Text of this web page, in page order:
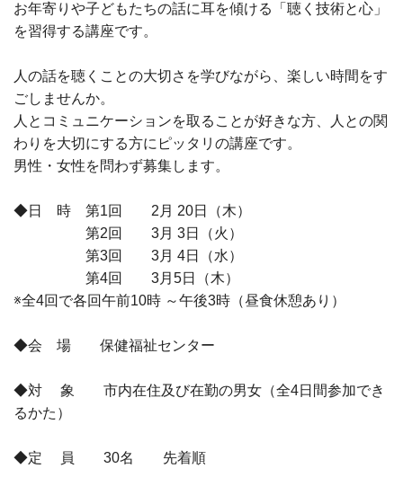
お年寄りや子どもたちの話に耳を傾ける「聴く技術と心」
を習得する講座です。
人の話を聴くことの大切さを学びながら、楽しい時間をす
ごしませんか。
人とコミュニケーションを取ることが好きな方、人との関
わりを大切にする方にピッタリの講座です。
男性・女性を問わず募集します。
◆日 時 第1回 2月 20日（木）
第2回 3月 3日（火）
第3回 3月 4日（水）
第4回 3月5日（木）
※全4回で各回午前10時 ～午後3時（昼食休憩あり）
◆会 場 保健福祉センター
◆対 象 市内在住及び在勤の男女（全4日間参加でき
るかた）
◆定 員 30名 先着順